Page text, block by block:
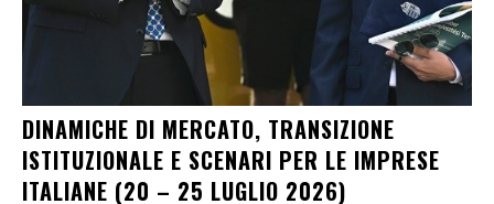
DINAMICHE DI MERCATO, TRANSIZIONE
ISTITUZIONALE E SCENARI PER LE IMPRESE
ITALIANE (20 – 25 LUGLIO 2026)